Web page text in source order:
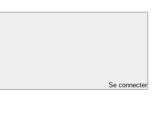
Se connecter